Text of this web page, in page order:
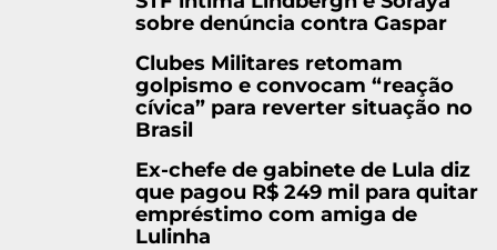
sobre denúncia contra Gaspar
Clubes Militares retomam
golpismo e convocam “reação
cívica” para reverter situação no
Brasil
Ex-chefe de gabinete de Lula diz
que pagou R$ 249 mil para quitar
empréstimo com amiga de
Lulinha